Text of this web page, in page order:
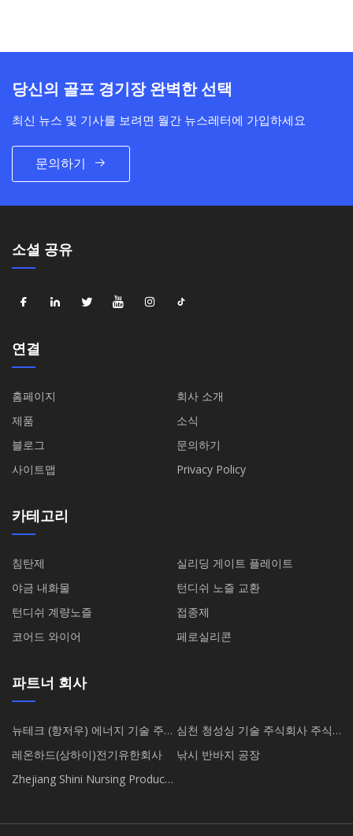
당신의 골프 경기장 완벽한 선택
최신 뉴스 및 기사를 보려면 월간 뉴스레터에 가입하세요
문의하기
소셜 공유
연결
홈페이지
회사 소개
제품
소식
블로그
문의하기
사이트맵
Privacy Policy
카테고리
침탄제
실리딩 게이트 플레이트
야금 내화물
턴디쉬 노즐 교환
턴디쉬 계량노즐
접종제
코어드 와이어
페로실리콘
파트너 회사
뉴테크 (항저우) 에너지 기술 주식
회사 주식회사
심천 청성싱 기술 주식회사 주식
회사
레온하드(상하이)전기유한회사
낚시 반바지 공장
Zhejiang Shini Nursing Products